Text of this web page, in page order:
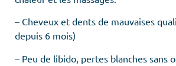
– Cheveux et dents de mauvaises
depuis 6 mois)
– Peu de libido, pertes blanches sans